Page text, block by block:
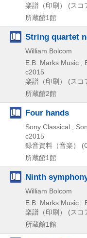
楽譜（印刷） (スコ
所蔵館1館
String quartet
William Bolcom
E.B. Marks Music ,
c2015
楽譜（印刷） (スコ
所蔵館2館
Four hands
Sony Classical ,
c2015
録音資料（音楽）
所蔵館1館
Ninth
William Bolcom
E.B. Marks Music :
楽譜（印刷） (スコ
所蔵館1館